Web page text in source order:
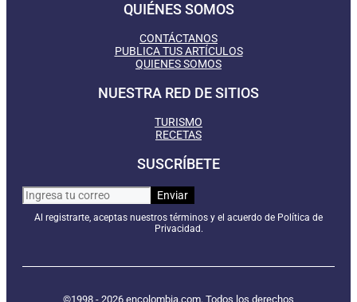
QUIÉNES SOMOS
CONTÁCTANOS
PUBLICA TUS ARTÍCULOS
QUIENES SOMOS
NUESTRA RED DE SITIOS
TURISMO
RECETAS
SUSCRÍBETE
Al registrarte, aceptas nuestros términos y el acuerdo de Política de
Privacidad.
©1998 - 2026 encolombia.com. Todos los derechos